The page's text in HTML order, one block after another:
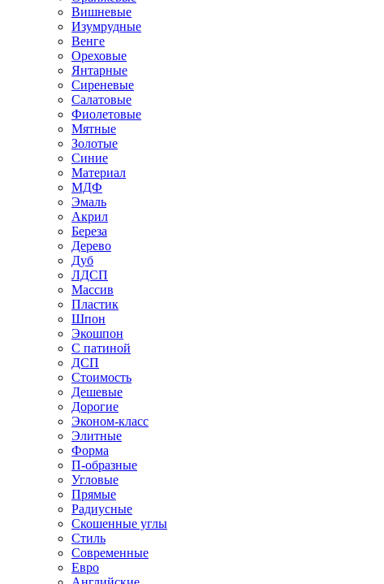
Вишневые
Изумрудные
Венге
Ореховые
Янтарные
Сиреневые
Салатовые
Фиолетовые
Мятные
Золотые
Синие
Материал
МДФ
Эмаль
Акрил
Береза
Дерево
Дуб
ЛДСП
Массив
Пластик
Шпон
Экошпон
С патиной
ДСП
Стоимость
Дешевые
Дорогие
Эконом-класс
Элитные
Форма
П-образные
Угловые
Прямые
Радиусные
Скошенные углы
Стиль
Современные
Евро